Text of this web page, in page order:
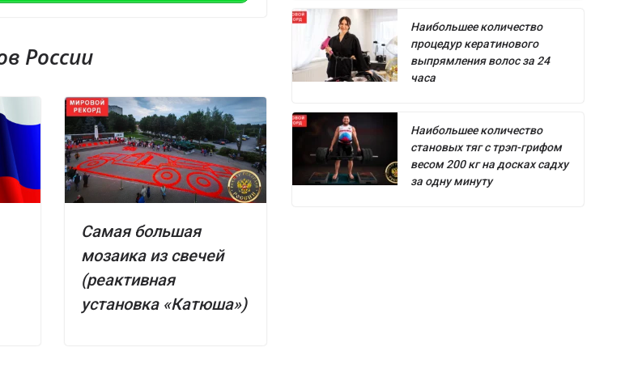
России
Самая большая
мозаика из свечей
(реактивная
установка «Катюша»)
Наибольшее количество
процедур кератинового
выпрямления волос за 24
часа
Наибольшее количество
становых тяг с трэп-грифом
весом 200 кг на досках садху
за одну минуту